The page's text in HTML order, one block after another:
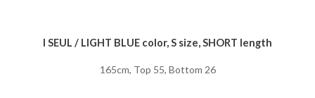
I SEUL / LIGHT BLUE color, S size, SHORT length
165cm, Top 55, Bottom 26